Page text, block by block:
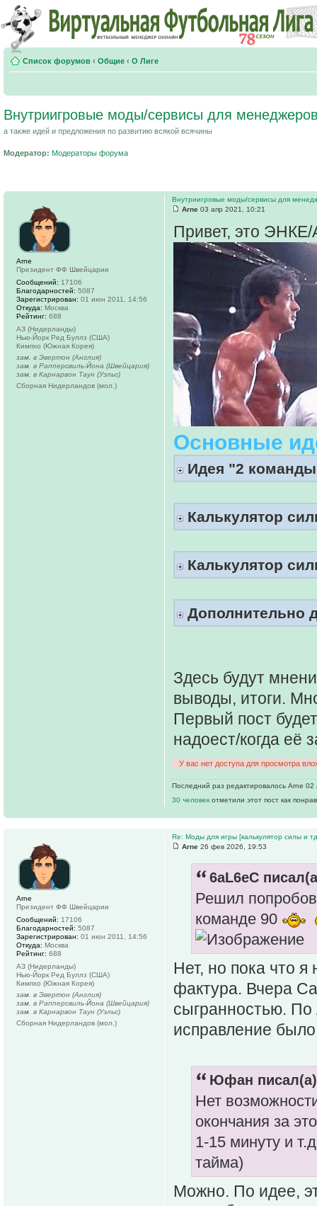
Список форумов ‹ Общие ‹ О Лиге
Внутриигровые моды/сервисы для
а также идей и предложения по развитию всякой всячины
Модератор: Модераторы форума
Внутриигровые моды/сервисы для
Arne 03 апр 2021, 10:21
Привет, это
Основные
Идея "2 команды
Калькулятор
Калькулятор
Дополнительно
Здесь будут
выводы, итоги.
Первый пост
надоест/когда её
У вас нет доступа для просмотра
Последний раз редактировалось Arne 02
30 человек отметили этот пост как
Arne
Президент ФФ Швейцарии
Сообщений: 17106
Благодарностей: 5087
Зарегистрирован: 01 июн 2011, 14:56
Откуда: Москва
Рейтинг: 688
АЗ (Нидерланды)
Нью-Йорк Ред Буллз (США)
Кимпхо (Южная Корея)
зам. в Эвертон (Англия)
зам. в Рапперсвиль-Йона (Швейцария)
зам. в Карнарвон Таун (Уэльс)
Сборная Нидерландов (мол.)
Re: Моды для игры [калькулятор силы и
Arne 26 фев 2026, 19:53
6aL6eC
Решил
команде 90
Нет, но пока что
фактура. Вчера
сыгранностью. По
исправление
Юфан
Нет
окончания за
1-15 минуту и
тайма)
Можно. По идее,
Arne
Президент ФФ Швейцарии
Сообщений: 17106
Благодарностей: 5087
Зарегистрирован: 01 июн 2011, 14:56
Откуда: Москва
Рейтинг: 688
АЗ (Нидерланды)
Нью-Йорк Ред Буллз (США)
Кимпхо (Южная Корея)
зам. в Эвертон (Англия)
зам. в Рапперсвиль-Йона (Швейцария)
зам. в Карнарвон Таун (Уэльс)
Сборная Нидерландов (мол.)